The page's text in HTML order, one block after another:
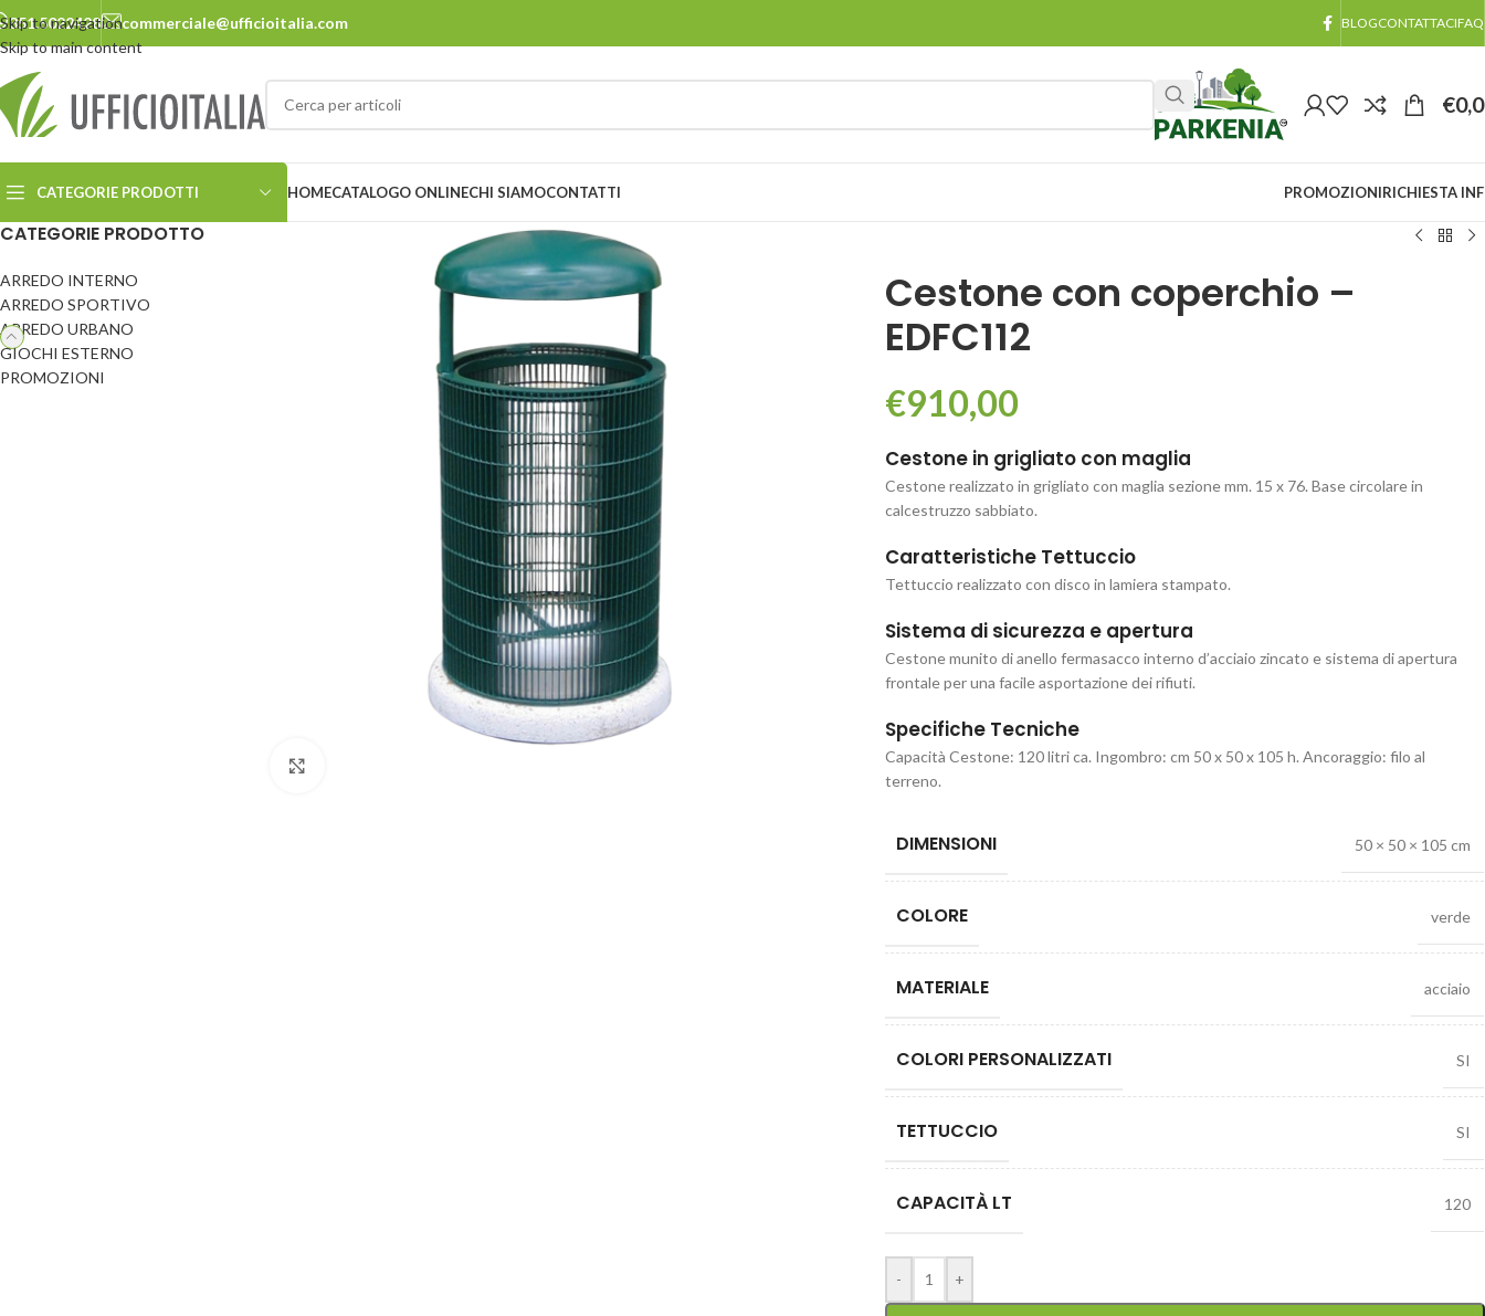
Skip to navigation
Skip to main content
351.5022428 commerciale@ufficioitalia.com BLOGCONTATTACIFAQ
€
CATEGORIE PRODOTTI
ARREDO URBANO
Cestini
HOMECATALOGO ONLINECHI SIAMOCONTATTI PROMOZIONIRICHIESTA
CATEGORIE PRODOTTO
ARREDO INTERNO
ARREDO SPORTIVO
ARREDO URBANO
GIOCHI ESTERNO
PROMOZIONI
Cestone con coperchio –
EDFC112
€910,00
Cestone in grigliato con maglia
Cestone realizzato in grigliato con maglia sezione mm. 15 x 76. Base circolare in
calcestruzzo sabbiato.
Caratteristiche Tettuccio
Tettuccio realizzato con disco in lamiera stampato.
Sistema di sicurezza e apertura
Cestone munito di anello fermasacco interno d’acciaio zincato e sistema di apertura
frontale per una facile asportazione dei rifiuti.
Specifiche Tecniche
Capacità Cestone: 120 litri ca. Ingombro: cm 50 x 50 x 105 h. Ancoraggio: filo al
terreno.
DIMENSIONI 50 × 50 × 105 cm
COLORE verde
MATERIALE acciaio
COLORI PERSONALIZZATI SI
TETTUCCIO SI
CAPACITÀ LT 120
- +